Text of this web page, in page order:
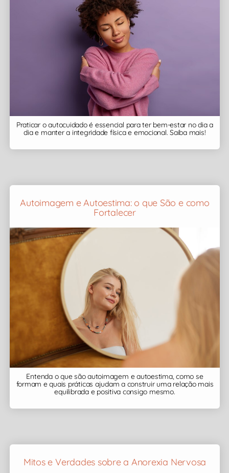
Praticar o autocuidado é essencial para ter bem-estar no dia a
dia e manter a integridade física e emocional. Saiba mais!
Autoimagem e Autoestima: o que São e como
Fortalecer
Entenda o que são autoimagem e autoestima, como se
formam e quais práticas ajudam a construir uma relação mais
equilibrada e positiva consigo mesmo.
Mitos e Verdades sobre a Anorexia Nervosa